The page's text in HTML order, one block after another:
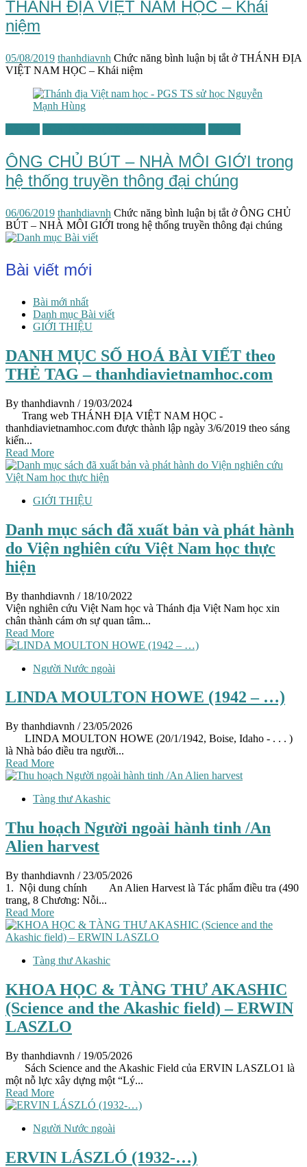
THÁNH ĐỊA VIỆT NAM HỌC – Khái
niệm
05/08/2019 thanhdiavnh Chức năng bình luận bị tắt ở THÁNH ĐỊA
VIỆT NAM HỌC – Khái niệm
ÔNG CHỦ BÚT – NHÀ MÔI GIỚI trong
hệ thống truyền thông đại chúng
06/06/2019 thanhdiavnh Chức năng bình luận bị tắt ở ÔNG CHỦ
BÚT – NHÀ MÔI GIỚI trong hệ thống truyền thông đại chúng
Bài viết mới
Bài mới nhất
Danh mục Bài viết
GIỚI THIỆU
DANH MỤC SỐ HOÁ BÀI VIẾT theo
THẺ TAG – thanhdiavietnamhoc.com
By thanhdiavnh / 19/03/2024
Trang web THÁNH ĐỊA VIỆT NAM HỌC -
thanhdiavietnamhoc.com được thành lập ngày 3/6/2019 theo sáng
kiến...
Read More
GIỚI THIỆU
Danh mục sách đã xuất bản và phát hành
do Viện nghiên cứu Việt Nam học thực
hiện
By thanhdiavnh / 18/10/2022
Viện nghiên cứu Việt Nam học và Thánh địa Việt Nam học xin
chân thành cám ơn sự quan tâm...
Read More
Người Nước ngoài
LINDA MOULTON HOWE (1942 – …)
By thanhdiavnh / 23/05/2026
LINDA MOULTON HOWE (20/1/1942, Boise, Idaho - . . . )
là Nhà báo điều tra người...
Read More
Tàng thư Akashic
Thu hoạch Người ngoài hành tinh /An
Alien harvest
By thanhdiavnh / 23/05/2026
1. Nội dung chính An Alien Harvest là Tác phẩm điều tra (490
trang, 8 Chương: Nỗi...
Read More
Tàng thư Akashic
KHOA HỌC & TÀNG THƯ AKASHIC
(Science and the Akashic field) – ERWIN
LASZLO
By thanhdiavnh / 19/05/2026
Sách Science and the Akashic Field của ERVIN LASZLO1 là
một nỗ lực xây dựng một “Lý...
Read More
Người Nước ngoài
ERVIN LÁSZLÓ (1932-…)